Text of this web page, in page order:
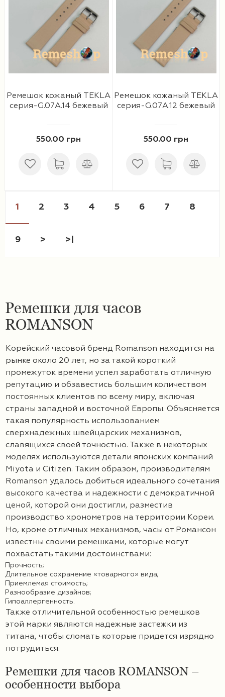
Ремешок кожаный TEKLA
серия-G.07A.14 бежевый
550.00 грн
Ремешок кожаный TEKLA
серия-G.07A.12 бежевый
550.00 грн
1 2 3 4 5 6 7 8
9 > >|
Ремешки для часов
ROMANSON
Корейский часовой бренд Romanson находится на
рынке около 20 лет, но за такой короткий
промежуток времени успел заработать отличную
репутацию и обзавестись большим количеством
постоянных клиентов по всему миру, включая
страны западной и восточной Европы. Объясняется
такая популярность использованием
сверхнадежных швейцарских механизмов,
славящихся своей точностью. Также в некоторых
моделях используются детали японских компаний
Miyota и Citizen. Таким образом, производителям
Romanson удалось добиться идеального сочетания
высокого качества и надежности с демократичной
ценой, которой они достигли, разместив
производство хронометров на территории Кореи.
Но, кроме отличных механизмов, часы от Романсон
известны своими ремешками, которые могут
похвастать такими достоинствами:
Прочность;
Длительное сохранение «товарного» вида;
Приемлемая стоимость;
Разнообразие дизайнов;
Гипоаллергенность.
Также отличительной особенностью ремешков
этой марки являются надежные застежки из
титана, чтобы сломать которые придется изрядно
потрудиться.
Ремешки для часов ROMANSON –
особенности выбора